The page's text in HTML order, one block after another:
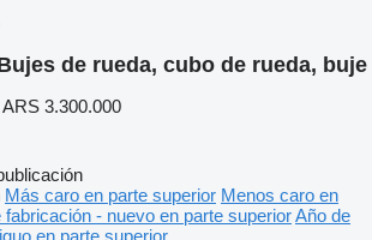
de rueda, cubo de rueda, buje
3.300.000
Más caro en parte superior Menos caro en
fabricación - nuevo en parte superiorAño de
en parte superior